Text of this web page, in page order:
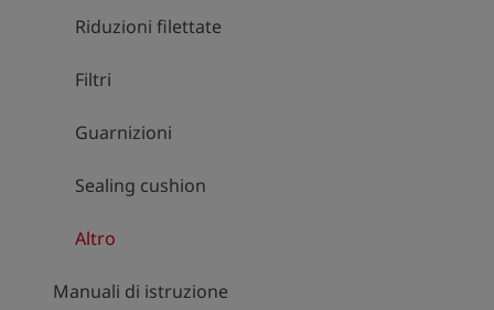
Riduzioni filettate
Filtri
Guarnizioni
Sealing cushion
Altro
Manuali di istruzione